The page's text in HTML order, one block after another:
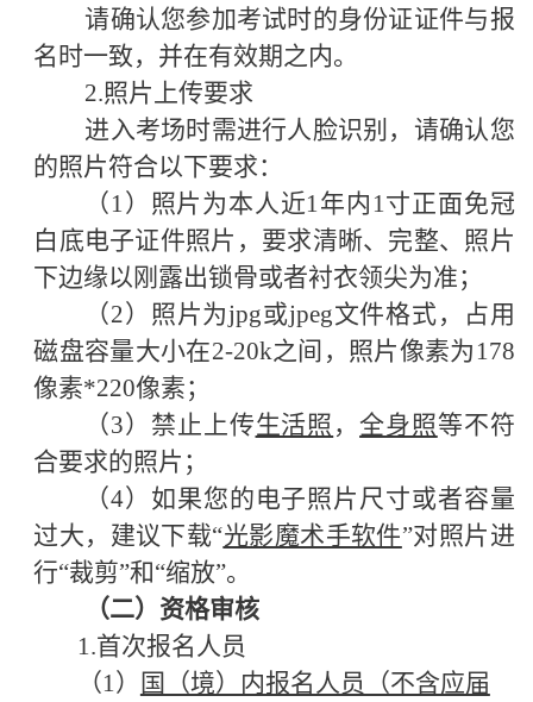
请确认您参加考试时的身份证证件与报
名时一致，并在有效期之内。
2.照片上传要求
进入考场时需进行人脸识别，请确认您
的照片符合以下要求：
（ 1）照片为本人近1年内1寸正面免冠
白底电子证件照片，要求清晰、完整、照片
下边缘以刚露出锁骨或者衬衣领尖为准；
（2）照片为jpg或jpeg文件格式，占用
磁盘容量大小在2-20k之间，照片像素为178
像素*220像素；
（3）禁止上传生活照 ，全身照等不符
合要求的照片；
（4）如果您的电子照片尺寸或者容量
过大，建议下载“光影魔术手软件”对照片进
行“裁剪”和“缩放”。
（二）资格审核
1.首次报名人员
（1） 国（境）内报名人员（不含应届